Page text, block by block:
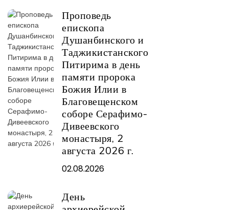
Проповедь
епископа
Душанбинского и
Таджикистанского
Питирима в день
памяти пророка
Божия Илии в
Благовещенском
соборе Серафимо-
Дивеевского
монастыря, 2
августа 2026 г.
02.08.2026
День